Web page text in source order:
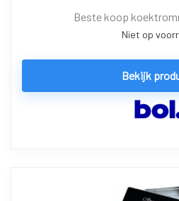
Beste koop
Niet op
Bekijk